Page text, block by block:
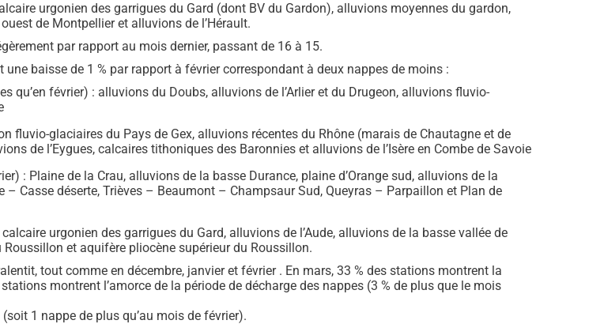
urgonien des garrigues du Gard (dont BV du Gardon), alluvions moyennes du gardon,
de Montpellier et alluvions de l’Hérault.
par rapport au mois dernier, passant de 16 à 15.
une baisse de 1 % par rapport à février correspondant à deux nappes de moins :
qu’en février) : alluvions du Doubs, alluvions de l’Arlier et du Drugeon, alluvions fluvio-
fluvio-glaciaires du Pays de Gex, alluvions récentes du Rhône (marais de Chautagne et de
de l’Eygues, calcaires tithoniques des Baronnies et alluvions de l’Isère en Combe de Savoie
: Plaine de la Crau, alluvions de la basse Durance, plaine d’Orange sud, alluvions de la
Casse déserte, Trièves – Beaumont – Champsaur Sud, Queyras – Parpaillon et Plan de
urgonien des garrigues du Gard, alluvions de l’Aude, alluvions de la basse vallée de
et aquifère pliocène supérieur du Roussillon.
tout comme en décembre, janvier et février . En mars, 33 % des stations montrent la
montrent l’amorce de la période de décharge des nappes (3 % de plus que le mois
1 nappe de plus qu’au mois de février).